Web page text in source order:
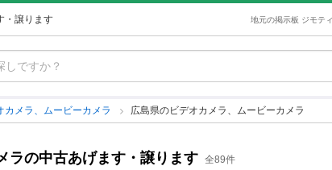
・譲ります 地元の掲示板 ジモテ
カメラ、ムービーカメラ 広島県のビデオカメラ、ムービーカメラ
ラの中古あげます・譲ります 全89件